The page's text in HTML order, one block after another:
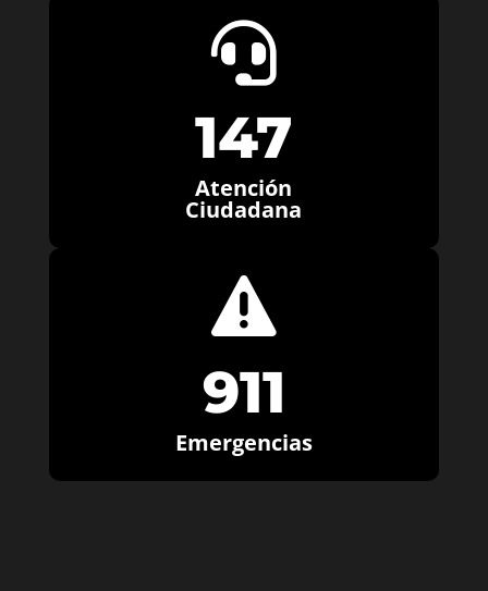

147
Atención
Ciudadana

911
Emergencias